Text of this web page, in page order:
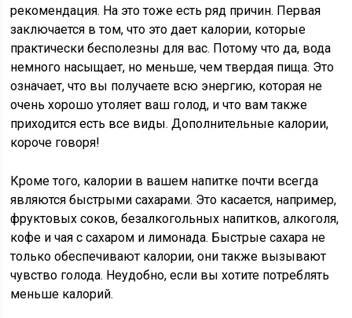
рекомендация. На это тоже есть ряд причин. Первая
заключается в том, что это дает калории, которые
практически бесполезны для вас. Потому что да, вода
немного насыщает, но меньше, чем твердая пища. Это
означает, что вы получаете всю энергию, которая не
очень хорошо утоляет ваш голод, и что вам также
приходится есть все виды. Дополнительные калории,
короче говоря!
Кроме того, калории в вашем напитке почти всегда
являются быстрыми сахарами. Это касается, например,
фруктовых соков, безалкогольных напитков, алкоголя,
кофе и чая с сахаром и лимонада. Быстрые сахара не
только обеспечивают калории, они также вызывают
чувство голода. Неудобно, если вы хотите потреблять
меньше калорий.